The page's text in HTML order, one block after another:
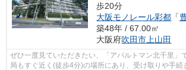
歩20分
大阪モノレール彩都 「
築48年 / 67.00㎡
大阪府吹田市 上山田
ぜひ一度見ていただきたい、「アパルトマン北千里」
局もすぐ近く(徒歩4分)の場所にあり、受け取りや手続